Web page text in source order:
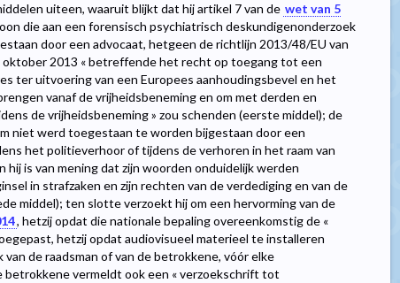
uiteen, waaruit blijkt dat hij artikel 7 van de wet van 5
die aan een forensisch psychiatrisch deskundigenonderzoek
door een advocaat, hetgeen de richtlijn 2013/48/EU van
oktober 2013 « betreffende het recht op toegang tot een
ter uitvoering van een Europees aanhoudingsbevel en het
vanaf de vrijheidsbeneming en om met derden en
de vrijheidsbeneming » zou schenden (eerste middel); de
niet werd toegestaan te worden bijgestaan door een
het politieverhoor of tijdens de verhoren in het raam van
is van mening dat zijn woorden onduidelijk werden
in strafzaken en zijn rechten van de verdediging en van de
middel); ten slotte verzoekt hij om een hervorming van de
, hetzij opdat die nationale bepaling overeenkomstig de «
hetzij opdat audiovisueel materieel te installeren
de raadsman of van de betrokkene, vóór elke
betrokkene vermeldt ook een « verzoekschrift tot